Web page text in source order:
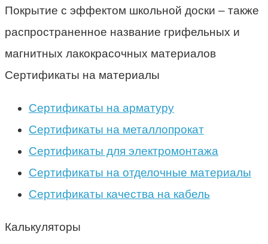
Покрытие с эффектом школьной доски – также
распространенное название грифельных и
магнитных лакокрасочных материалов
Сертификаты на материалы
Сертификаты на арматуру
Сертификаты на металлопрокат
Сертификаты для электромонтажа
Сертификаты на отделочные материалы
Сертификаты качества на кабель
Калькуляторы